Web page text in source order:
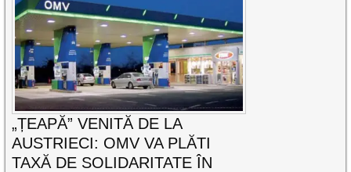
„ȚEAPĂ” VENITĂ DE LA
AUSTRIECI: OMV VA PLĂTI
TAXĂ DE SOLIDARITATE ÎN